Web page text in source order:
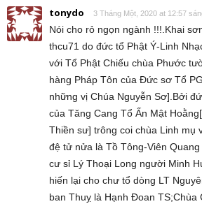
tonydo 3 Tháng Một, 2020 at 12:57
Nói cho rỏ ngọn ngành !!!.Khai
thcu71 do đức tổ Phật Ý-Linh
với Tổ Phật Chiếu chùa Phước
hàng Pháp Tôn của Đức sơ Tổ
những vị Chúa Nguyễn Sơ].Bởi
của Tăng Cang Tổ Ấn Mật
Thiền sư] trông coi chùa Linh mụ
đệ tử nửa là Tồ Tông-Viên
cư sỉ Lý Thoại Long người Minh
hiến lại cho chư tổ dòng LT
ban Thuỵ là Hạnh Đoan TS;Chùa